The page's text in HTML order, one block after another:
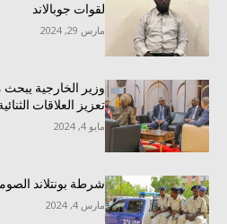
لقوات جوبالاند
مارس 29, 2024
وزير الخارجية يبحث
تعزيز العلاقات
مايو 4, 2024
شرطة بونتلاند
مارس 4, 2024